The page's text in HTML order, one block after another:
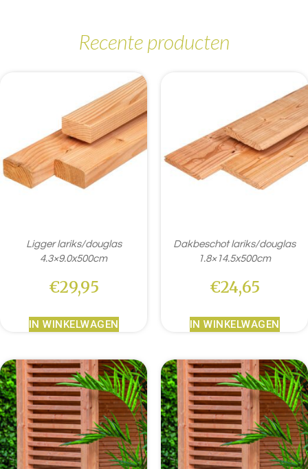
Recente producten
Ligger lariks/douglas
4.3×9.0x500cm
€29,95
IN WINKELWAGEN
Dakbeschot lariks/douglas
1.8×14.5x500cm
€24,65
IN WINKELWAGEN